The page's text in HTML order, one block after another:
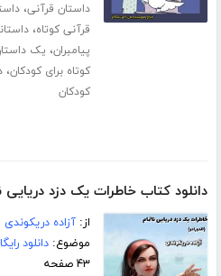
داستان قرآنی،
قرآنی کوتاه،
پیامبران، یک
کوتاه برای کودکان،
کودکان
دانلود کتاب خاطرات یک دزد دریایی
از:آزاده دریکوندی
موضوع:دانلود
۴۳ صفحه